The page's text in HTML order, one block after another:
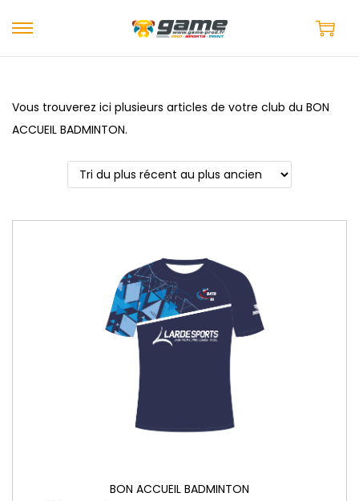
Vous trouverez ici plusieurs articles de votre club du BON
ACCUEIL BADMINTON.
BON ACCUEIL BADMINTON